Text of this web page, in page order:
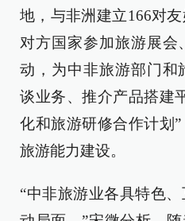
地，与非洲建立166对
对方国家参加旅游展会
动，为中非旅游部门和
谈业务、推介产品搭建
化和旅游研修合作计划
旅游能力建设。
“中非旅游业各具特色